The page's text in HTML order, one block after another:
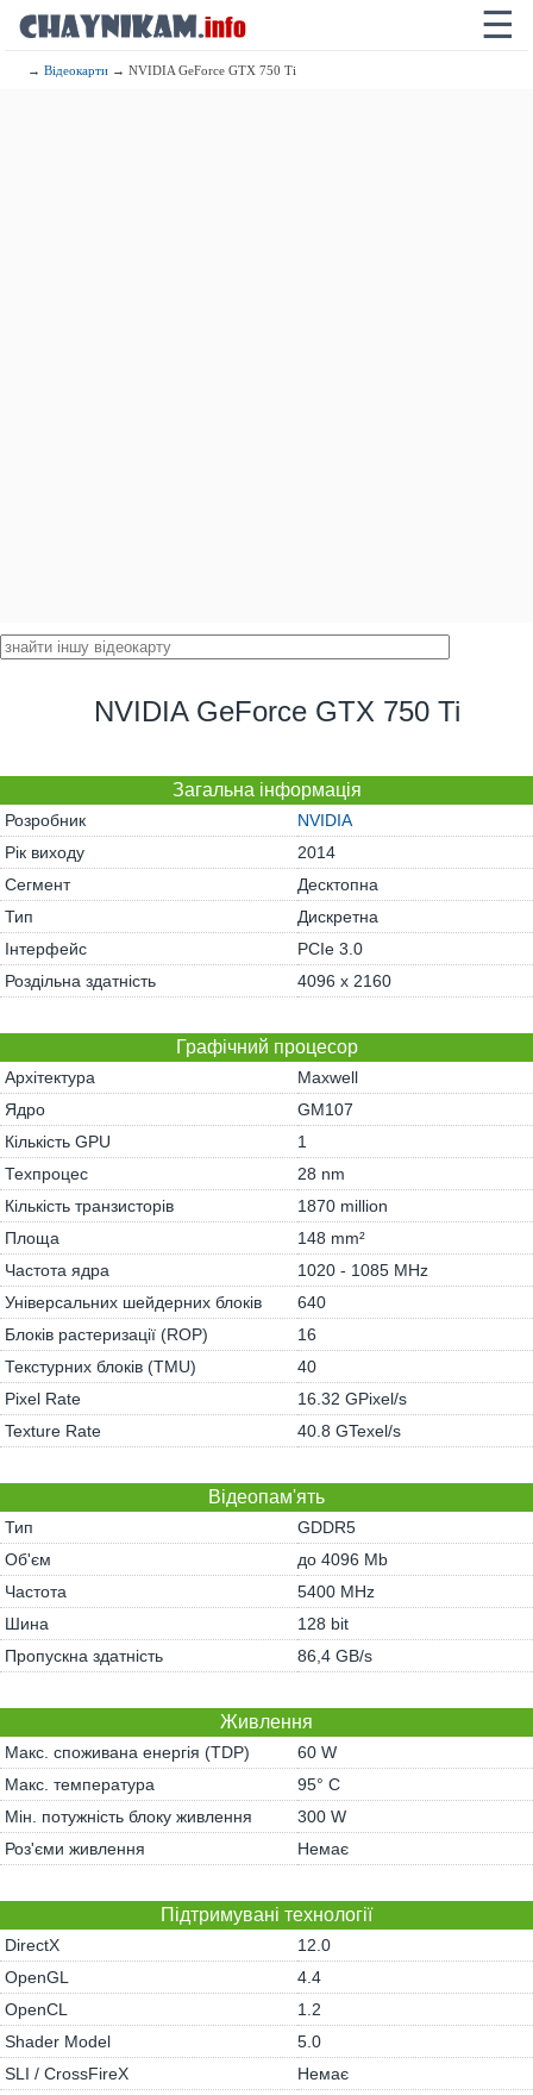
☰
→Відеокарти → NVIDIA GeForce GTX 750 Ti
NVIDIA GeForce GTX 750 Ti
Загальна інформація
Розробник
NVIDIA
Рік виходу
2014
Сегмент
Десктопна
Тип
Дискретна
Інтерфейс
PCIe 3.0
Роздільна здатність
4096 x 2160
Графічний процесор
Архітектура
Maxwell
Ядро
GM107
Кількість GPU
1
Техпроцес
28 nm
Кількість транзисторів
1870 million
Площа
148 mm²
Частота ядра
1020 - 1085 MHz
Універсальних шейдерних блоків
640
Блоків растеризації (ROP)
16
Текстурних блоків (TMU)
40
Pixel Rate
16.32 GPixel/s
Texture Rate
40.8 GTexel/s
Відеопам'ять
Тип
GDDR5
Об'єм
до 4096 Mb
Частота
5400 MHz
Шина
128 bit
Пропускна здатність
86,4 GB/s
Живлення
Макс. споживана енергія (TDP)
60 W
Макс. температура
95° C
Мін. потужність блоку живлення
300 W
Роз'єми живлення
Немає
Підтримувані технології
DirectX
12.0
OpenGL
4.4
OpenCL
1.2
Shader Model
5.0
SLI / CrossFireX
Немає